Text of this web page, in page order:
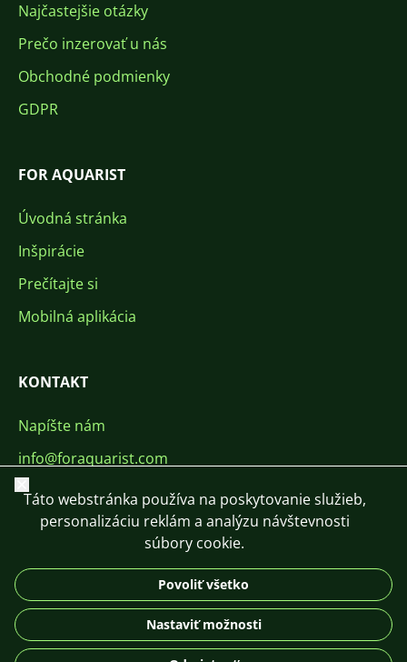
Najčastejšie otázky
Prečo inzerovať u nás
Obchodné podmienky
GDPR
FOR AQUARIST
Úvodná stránka
Inšpirácie
Prečítajte si
Mobilná aplikácia
KONTAKT
Napíšte nám
info@foraquarist.com
+420 603 449 602
DE
© 2026 For Aquarist
Zavrieť
Táto webstránka používa na poskytovanie služieb,
personalizáciu reklám a analýzu návštevnosti
súbory cookie.
Povoliť všetko
Nastaviť možnosti